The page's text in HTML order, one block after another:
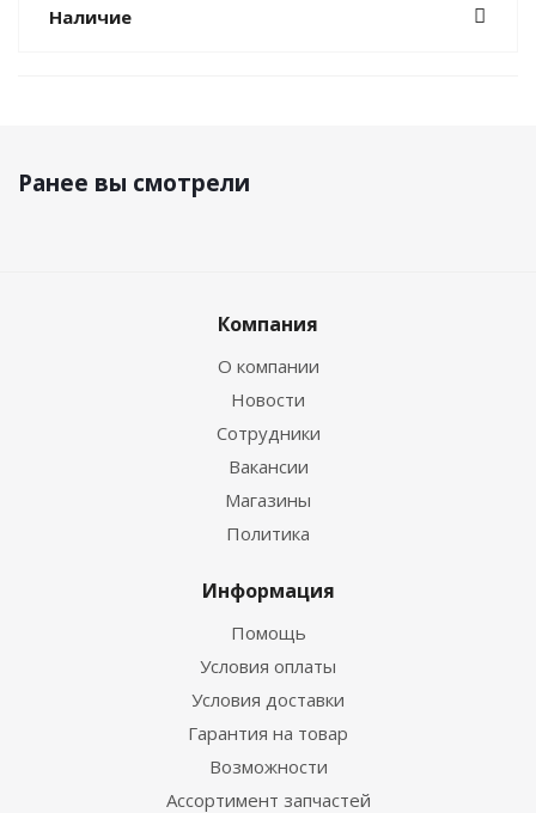
Наличие
Ранее вы смотрели
Компания
О компании
Новости
Сотрудники
Вакансии
Магазины
Политика
Информация
Помощь
Условия оплаты
Условия доставки
Гарантия на товар
Возможности
Ассортимент запчастей